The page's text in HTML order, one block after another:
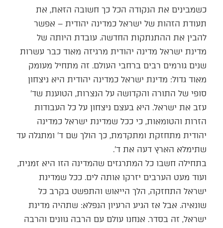
כשמבינים את הנקודה הכל כך חשובה הזאת, את
תעודת הזהות של ישראל כמדינה יהודית – אפשר
להבין את ההתנתקות החדשה. עובדת היותה של
מדינת ישראל מדינה יהודית מרגיזה מאוד כבר עשרות
שנים גורמים רבים ברחבי העולם. זה מתחיל מעומק
מאוד גדול: מדינת ישראל כמדינה יהודית היא ניצחון
סופי של התורה והקדושה על הנצרות, הטוענת שד'
עזב את ישראל. היא בעצם ניצחון על כל העבודות
הזרות והטומאות, כי ככל שמדינת ישראל כמדינה
יהודית מתחזקת ומתקדמת, כך הולך שם ד' ומתגלה עד
שתימלא הארץ דעה את ד'.
בתחילה חשבו כל המתרגזים שהמדינה הזו היא זמנית,
ועוד מעט הערבים יזרקו אותה לים. ככל שמדינת
ישראל התחזקה, הלך הייאוש והתפשט בקרב כל
שונאיה. אבל אז הגיע הרעיון הנפלא: שתהיה מדינת
ישראל, זה בסדר. אנחנו עולם עם הרבה גוונים והרבה